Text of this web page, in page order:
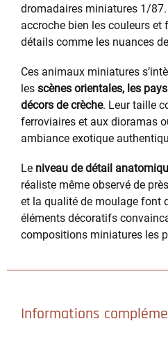
dromadaires miniatures 1/
accroche bien les couleurs et
détails comme les nuances
Ces animaux miniatures
les scènes orientales, les
décors de crèche. Leur taille
ferroviaires et aux dioramas
ambiance exotique
Le niveau de détail
réaliste même observé de
et la qualité de moulage font
éléments décoratifs
compositions miniatures les
Informations